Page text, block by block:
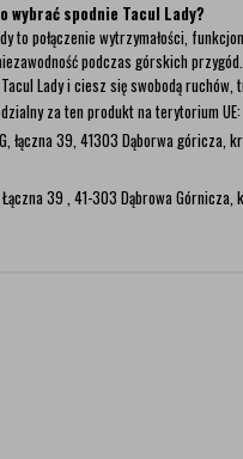
wybrać spodnie Tacul Lady?
to połączenie wytrzymałości,
podczas górskich przygód.
Lady i ciesz się swobodą ruchów,
za ten produkt na terytorium UE:
łączna 39, 41303 Dąborwa
39 , 41-303 Dąbrowa